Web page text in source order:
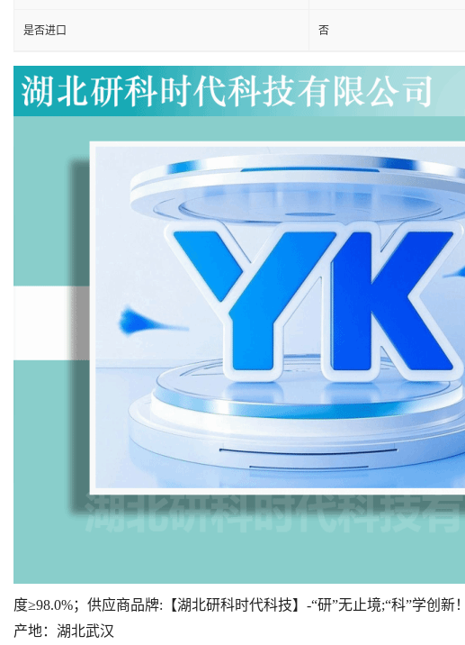
是否进口 否
度≥98.0%；供应商品牌:【湖北研科时代科技】-“研”无止境;“科”学创
产地：湖北武汉